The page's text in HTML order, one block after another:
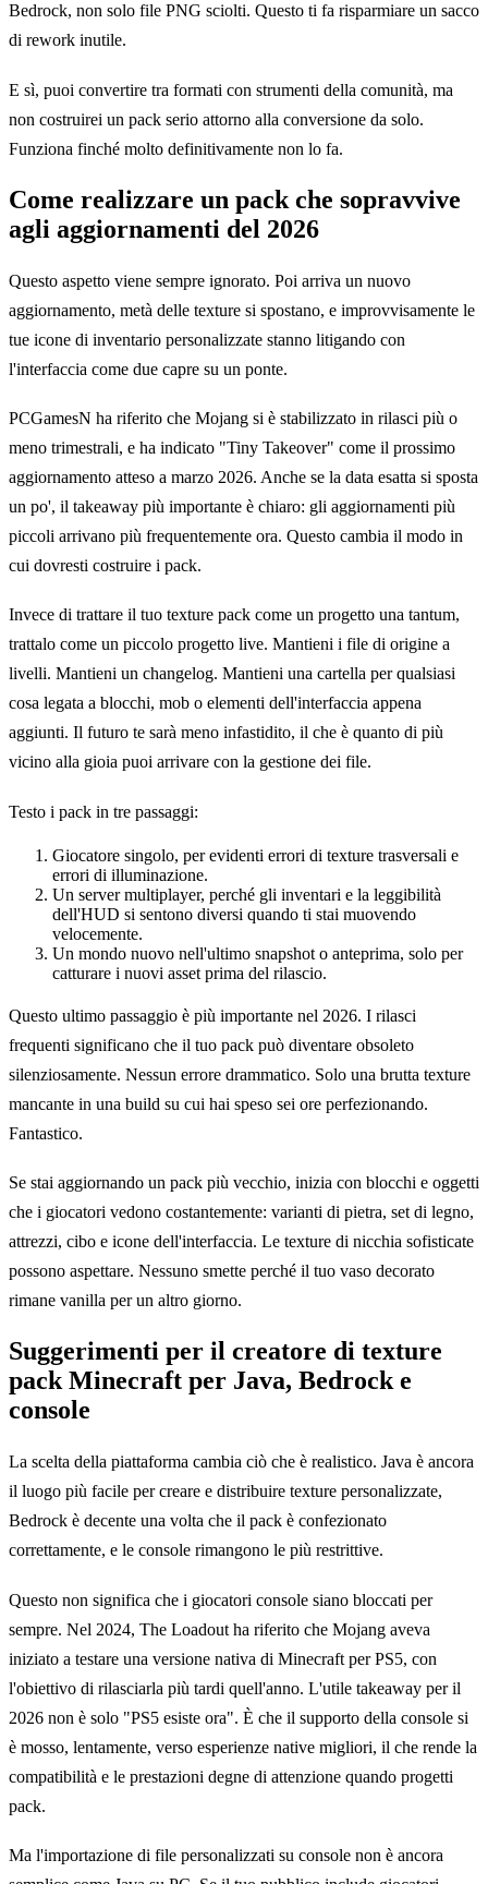
Bedrock, non solo file PNG sciolti. Questo ti fa risparmiare un sacco
di rework inutile.
E sì, puoi convertire tra formati con strumenti della comunità, ma
non costruirei un pack serio attorno alla conversione da solo.
Funziona finché molto definitivamente non lo fa.
Come realizzare un pack che sopravvive
agli aggiornamenti del 2026
Questo aspetto viene sempre ignorato. Poi arriva un nuovo
aggiornamento, metà delle texture si spostano, e improvvisamente le
tue icone di inventario personalizzate stanno litigando con
l'interfaccia come due capre su un ponte.
PCGamesN ha riferito che Mojang si è stabilizzato in rilasci più o
meno trimestrali, e ha indicato "Tiny Takeover" come il prossimo
aggiornamento atteso a marzo 2026. Anche se la data esatta si sposta
un po', il takeaway più importante è chiaro: gli aggiornamenti più
piccoli arrivano più frequentemente ora. Questo cambia il modo in
cui dovresti costruire i pack.
Invece di trattare il tuo texture pack come un progetto una tantum,
trattalo come un piccolo progetto live. Mantieni i file di origine a
livelli. Mantieni un changelog. Mantieni una cartella per qualsiasi
cosa legata a blocchi, mob o elementi dell'interfaccia appena
aggiunti. Il futuro te sarà meno infastidito, il che è quanto di più
vicino alla gioia puoi arrivare con la gestione dei file.
Testo i pack in tre passaggi:
Giocatore singolo, per evidenti errori di texture trasversali e
errori di illuminazione.
Un server multiplayer, perché gli inventari e la leggibilità
dell'HUD si sentono diversi quando ti stai muovendo
velocemente.
Un mondo nuovo nell'ultimo snapshot o anteprima, solo per
catturare i nuovi asset prima del rilascio.
Questo ultimo passaggio è più importante nel 2026. I rilasci
frequenti significano che il tuo pack può diventare obsoleto
silenziosamente. Nessun errore drammatico. Solo una brutta texture
mancante in una build su cui hai speso sei ore perfezionando.
Fantastico.
Se stai aggiornando un pack più vecchio, inizia con blocchi e oggetti
che i giocatori vedono costantemente: varianti di pietra, set di legno,
attrezzi, cibo e icone dell'interfaccia. Le texture di nicchia sofisticate
possono aspettare. Nessuno smette perché il tuo vaso decorato
rimane vanilla per un altro giorno.
Suggerimenti per il creatore di texture
pack Minecraft per Java, Bedrock e
console
La scelta della piattaforma cambia ciò che è realistico. Java è ancora
il luogo più facile per creare e distribuire texture personalizzate,
Bedrock è decente una volta che il pack è confezionato
correttamente, e le console rimangono le più restrittive.
Questo non significa che i giocatori console siano bloccati per
sempre. Nel 2024, The Loadout ha riferito che Mojang aveva
iniziato a testare una versione nativa di Minecraft per PS5, con
l'obiettivo di rilasciarla più tardi quell'anno. L'utile takeaway per il
2026 non è solo "PS5 esiste ora". È che il supporto della console si
è mosso, lentamente, verso esperienze native migliori, il che rende la
compatibilità e le prestazioni degne di attenzione quando progetti
pack.
Ma l'importazione di file personalizzati su console non è ancora